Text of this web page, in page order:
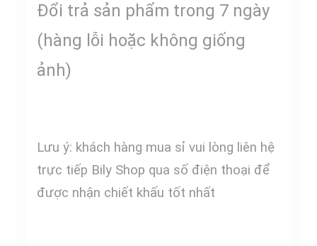
Đổi trả sản phẩm trong 7 ngày
(hàng lỗi hoặc không giống
ảnh)
Lưu ý: khách hàng mua sỉ vui lòng liên hệ
trực tiếp Bily Shop qua số điện thoại để
được nhận chiết khấu tốt nhất